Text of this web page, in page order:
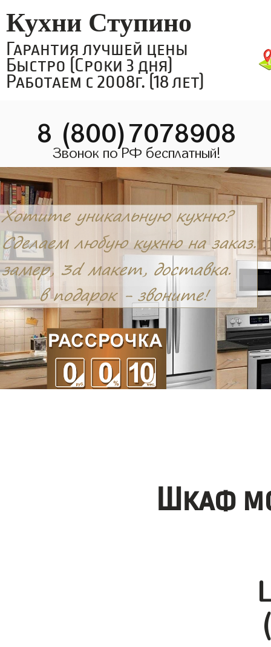
Кухни Ступино
Гарантия лучшей цены
Быстро (Сроки 3 дня)
Работаем с 2008г. (18 лет)
8 (800)7078908
Звонок по РФ бесплатный!
Шкаф